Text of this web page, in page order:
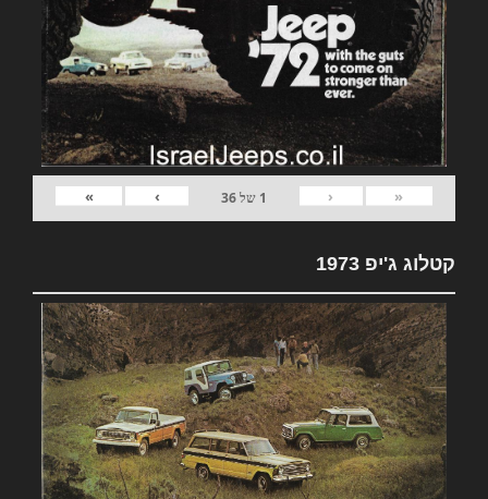
«
‹
1 של36
›
»
קטלוג ג'יפ 1973